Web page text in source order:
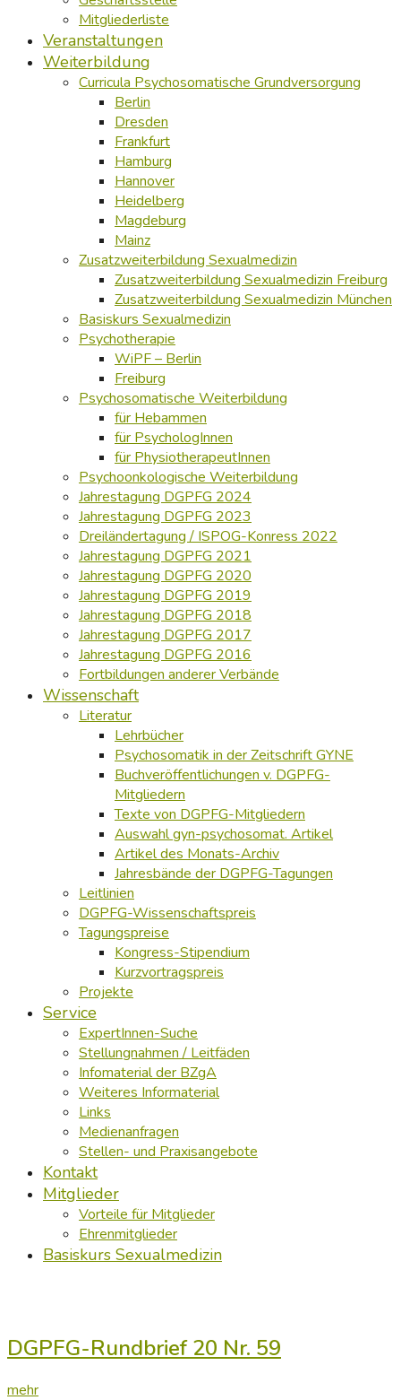
Mitgliederliste
Veranstaltungen
Weiterbildung
Curricula Psychosomatische Grundversorgung
Berlin
Dresden
Frankfurt
Hamburg
Hannover
Heidelberg
Magdeburg
Mainz
Zusatzweiterbildung Sexualmedizin
Zusatzweiterbildung Sexualmedizin Freiburg
Zusatzweiterbildung Sexualmedizin München
Basiskurs Sexualmedizin
Psychotherapie
WiPF – Berlin
Freiburg
Psychosomatische Weiterbildung
für Hebammen
für PsychologInnen
für PhysiotherapeutInnen
Psychoonkologische Weiterbildung
Jahrestagung DGPFG 2024
Jahrestagung DGPFG 2023
Dreiländertagung / ISPOG-Konress 2022
Jahrestagung DGPFG 2021
Jahrestagung DGPFG 2020
Jahrestagung DGPFG 2019
Jahrestagung DGPFG 2018
Jahrestagung DGPFG 2017
Jahrestagung DGPFG 2016
Fortbildungen anderer Verbände
Wissenschaft
Literatur
Lehrbücher
Psychosomatik in der Zeitschrift GYNE
Buchveröffentlichungen v. DGPFG-
Mitgliedern
Texte von DGPFG-Mitgliedern
Auswahl gyn-psychosomat. Artikel
Artikel des Monats-Archiv
Jahresbände der DGPFG-Tagungen
Leitlinien
DGPFG-Wissenschaftspreis
Tagungspreise
Kongress-Stipendium
Kurzvortragspreis
Projekte
Service
ExpertInnen-Suche
Stellungnahmen / Leitfäden
Infomaterial der BZgA
Weiteres Informaterial
Links
Medienanfragen
Stellen- und Praxisangebote
Kontakt
Mitglieder
Vorteile für Mitglieder
Ehrenmitglieder
Basiskurs Sexualmedizin
DGPFG-Rundbrief 20 Nr. 59
mehr